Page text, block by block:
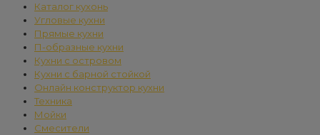
Каталог кухонь
Угловые кухни
Прямые кухни
П-образные кухни
Кухни с островом
Кухни с барной стойкой
Онлайн конструктор кухни
Техника
Мойки
Смесители